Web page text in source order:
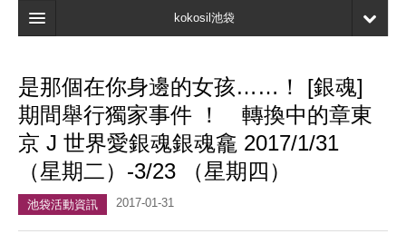
kokosil池袋
地圖
最新資訊
口碑
我的頁面
是那個在你身邊的女孩……！ [銀魂]
期間舉行獨家事件 ！ 轉換中的章東
京 J 世界愛銀魂銀魂龕 2017/1/31
（星期二）-3/23 （星期四）
池袋活動資訊 2017-01-31